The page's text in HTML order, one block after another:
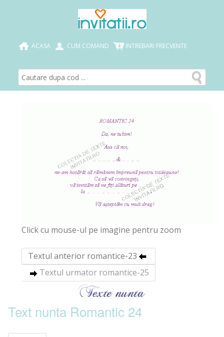
ACASA CUM COMAND INTREBARI FRECVENTE
Click cu mouse-ul pe imagine pentru zoom
Textul anterior romantice-23
Textul urmator romantice-25
Text nunta Romantic 24